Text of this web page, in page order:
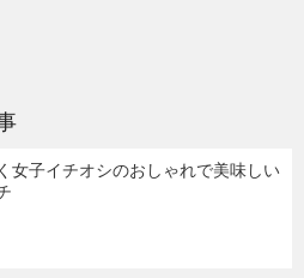
女子イチオシのおしゃれで美味しい